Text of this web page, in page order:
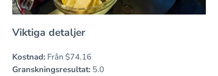
Viktiga detaljer
Kostnad:Från $74.16
Granskningsresultat:5.0